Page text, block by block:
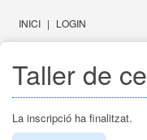
INICI | LOGIN
Taller de
La inscripció ha finalitzat.